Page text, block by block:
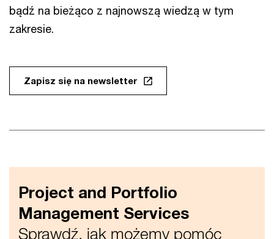
bądź na bieżąco z najnowszą wiedzą w tym
zakresie.
Zapisz się na newsletter
Project and Portfolio
Management Services
Sprawdź, jak możemy pomóc